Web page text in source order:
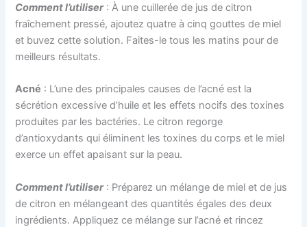
Comment l’utiliser: À une cuillerée de jus de citron
fraîchement pressé, ajoutez quatre à cinq gouttes de miel
et buvez cette solution. Faites-le tous les matins pour de
meilleurs résultats.
Acné : L’une des principales causes de l’acné est la
sécrétion excessive d’huile et les effets nocifs des toxines
produites par les bactéries. Le citron regorge
d’antioxydants qui éliminent les toxines du corps et le miel
exerce un effet apaisant sur la peau.
Comment l’utiliser: Préparez un mélange de miel et de jus
de citron en mélangeant des quantités égales des deux
ingrédients. Appliquez ce mélange sur l’acné et rincez